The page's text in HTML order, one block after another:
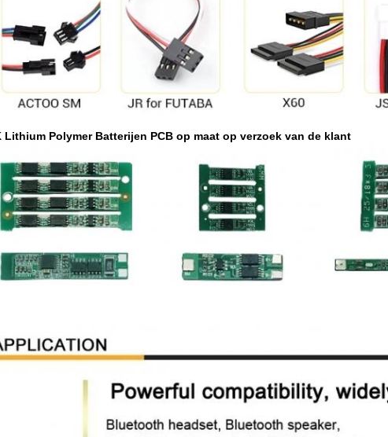
Lithium Polymer Batterijen PCB op maat op verzoek van de klant